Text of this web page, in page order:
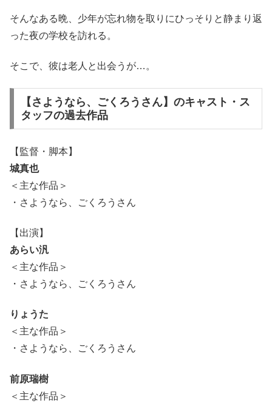
そんなある晩、少年が忘れ物を取りにひっそりと静まり返
った夜の学校を訪れる。
そこで、彼は老人と出会うが…。
【さようなら、ごくろうさん】のキャスト・ス
タッフの過去作品
【監督・脚本】
城真也
＜主な作品＞
・さようなら、ごくろうさん
【出演】
あらい汎
＜主な作品＞
・さようなら、ごくろうさん
りょうた
＜主な作品＞
・さようなら、ごくろうさん
前原瑞樹
＜主な作品＞